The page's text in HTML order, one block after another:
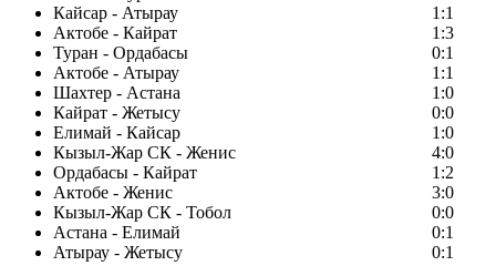
Кайсар - Атырау
1:1
Актобе - Кайрат
1:3
Туран - Ордабасы
0:1
Актобе - Атырау
1:1
Шахтер - Астана
1:0
Кайрат - Жетысу
0:0
Елимай - Кайсар
1:0
Кызыл-Жар СК - Женис
4:0
Ордабасы - Кайрат
1:2
Актобе - Женис
3:0
Кызыл-Жар СК - Тобол
0:0
Астана - Елимай
0:1
Атырау - Жетысу
0:1